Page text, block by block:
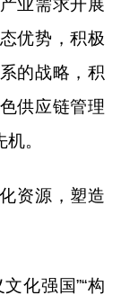
优势，积极
的战略，积
供应链管理
。
资源，塑造
化强国”“构